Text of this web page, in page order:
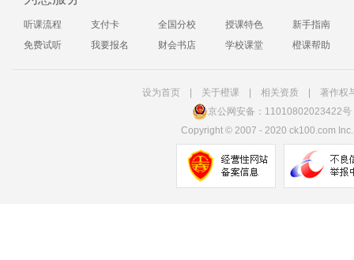
听课流程 支付卡 全国分校 授课特色
新手指南
免费试听
我要报名 财会书店 学校课堂 橙课帮助
设为首页| 关于橙课| 相关资质
著作权
京公网安备：11010802023422号
Copyright ©2007 - 2020 ck100.com